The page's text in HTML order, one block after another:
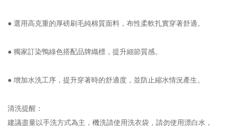
● 選用高克重的厚磅刷毛純棉質面料，布性柔軟扎實穿著舒適。
● 獨家訂染鴨綠色搭配品牌織標，提升細節質感。
● 增加水洗工序，提升穿著時的舒適度，並防止縮水情況產生。
清洗提醒：
建議盡量以手洗方式為主，機洗請使用洗衣袋，請勿使用漂白水，